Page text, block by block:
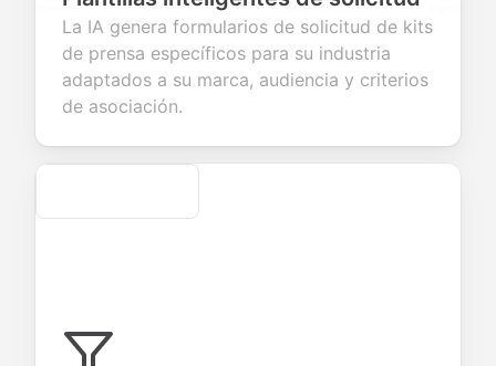
valuable
about
products or
information
fields for
account
creation.
integration for
smooth e-
commerce
transactions.
custom
screening
candidate
La IA genera formularios de solicitud de kits
de prensa específicos para su industria
adaptados a su marca, audiencia y criterios
de asociación.
Secure